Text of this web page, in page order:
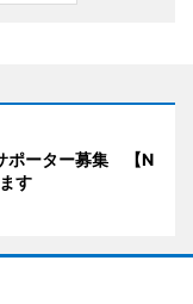
ポーター募集 【N
す